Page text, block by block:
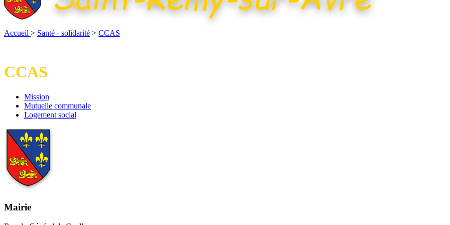
Accueil > Santé - solidarité > CCAS
CCAS
Mission
Mission
Mutuelle
communale
Mutuelle communale
Logement
Logement social
Mairie